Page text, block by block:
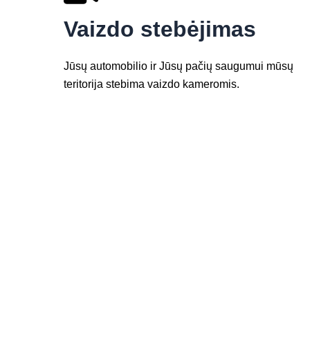
Vaizdo stebėjimas
Jūsų automobilio ir Jūsų pačių saugumui mūsų
teritorija stebima vaizdo kameromis.